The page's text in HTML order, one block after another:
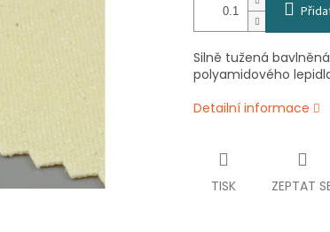
Silně tužená
polyamidového
Detailní informace
TISK ZEPTAT